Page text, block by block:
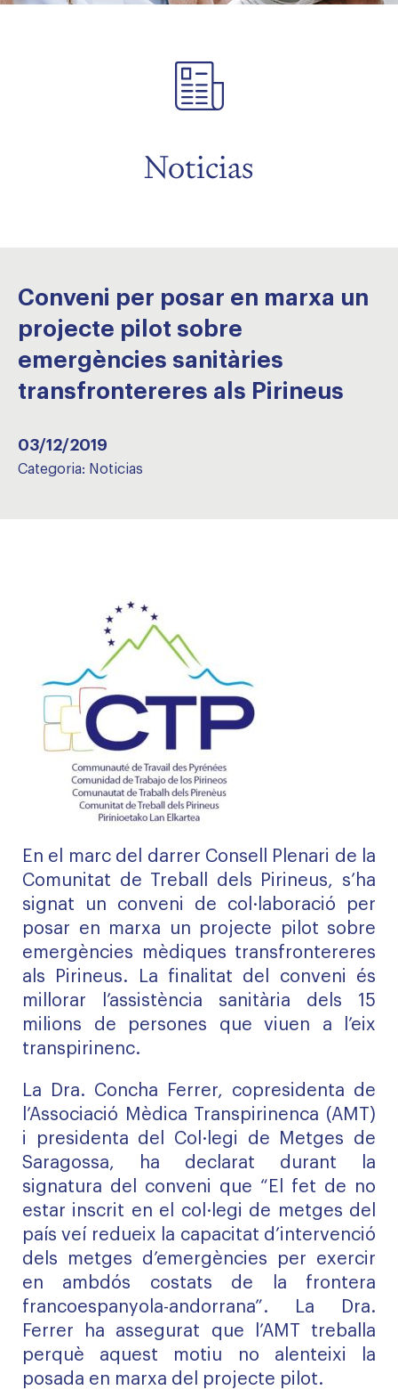
Noticias
Conveni per posar en marxa un
projecte pilot sobre
emergències sanitàries
transfrontereres als Pirineus
03/12/2019
Categoria: Noticias
En el marc del darrer Consell Plenari de la
Comunitat de Treball dels Pirineus, s’ha
signat un conveni de col·laboració per
posar en marxa un projecte pilot sobre
emergències mèdiques transfrontereres
als Pirineus. La finalitat del conveni és
millorar l’assistència sanitària dels 15
milions de persones que viuen a l’eix
transpirinenc.
La Dra. Concha Ferrer, copresidenta de
l’Associació Mèdica Transpirinenca (AMT)
i presidenta del Col·legi de Metges de
Saragossa, ha declarat durant la
signatura del conveni que “El fet de no
estar inscrit en el col·legi de metges del
país veí redueix la capacitat d’intervenció
dels metges d’emergències per exercir
en ambdós costats de la frontera
francoespanyola-andorrana”. La Dra.
Ferrer ha assegurat que l’AMT treballa
perquè aquest motiu no alenteixi la
posada en marxa del projecte pilot.